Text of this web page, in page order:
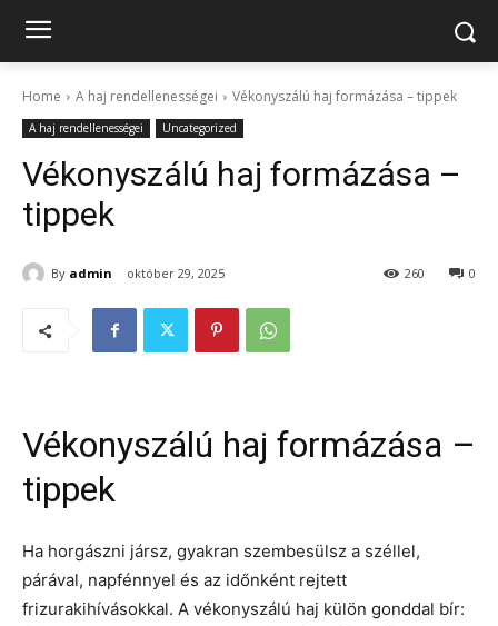
Home A haj rendellenességei Vékonyszálú haj formázása – tippek
A haj rendellenességei Uncategorized
Vékonyszálú haj formázása –
tippek
By admin október 29, 2025 0
260
Vékonyszálú haj formázása –
tippek
Ha horgászni jársz, gyakran szembesülsz a széllel,
párával, napfénnyel és az időnként rejtett
frizurakihívásokkal. A vékonyszálú haj külön gonddal bír: